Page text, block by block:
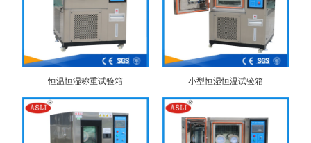
恒温恒湿称重试验箱 小型恒湿恒温试验箱